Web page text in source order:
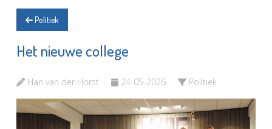
Politiek
Het nieuwe college
Han van der Horst 24-05-2026 Politiek